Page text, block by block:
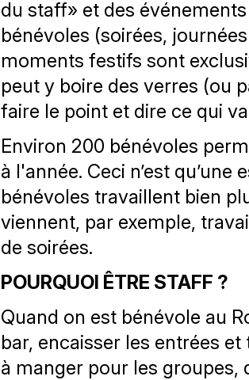
du staff» et des
bénévoles (soirées,
moments festifs sont
peut y boire des verres (ou
faire le point et dire ce qui
Environ 200 bénévoles
à l'année. Ceci n’est
bénévoles travaillent bien
viennent, par exemple,
de soirées.
POURQUOI ÊTRE STAFF ?
Quand on est bénévole au
bar, encaisser les entrées
à manger pour les groupes,